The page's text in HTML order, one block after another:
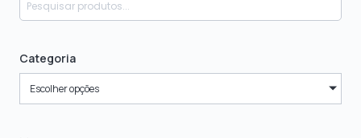
Categoria
Escolher opções